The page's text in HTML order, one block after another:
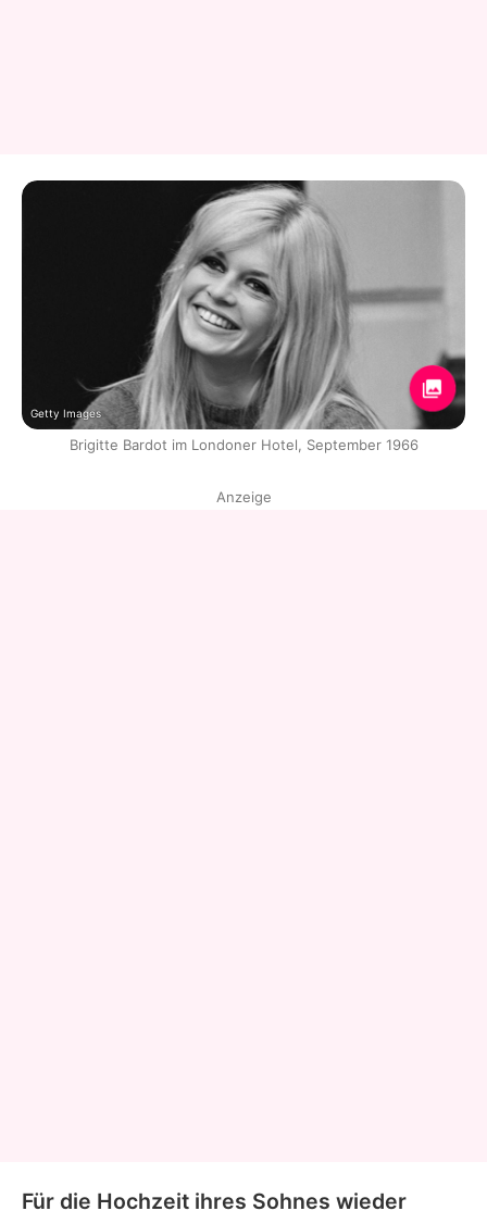
Getty Images
Brigitte Bardot im Londoner Hotel, September 1966
Anzeige
Für die Hochzeit ihres Sohnes wieder